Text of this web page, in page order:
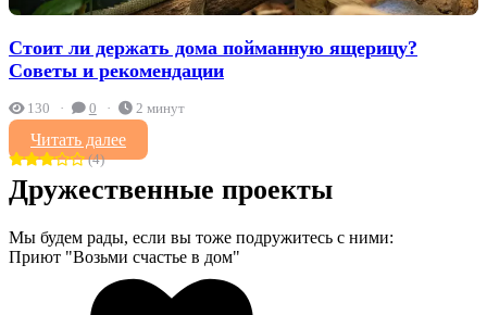
Стоит ли держать дома пойманную ящерицу?
Советы и рекомендации
130 0 2 минут
Читать далее
(4)
Дружественные проекты
Мы будем рады, если вы тоже подружитесь с ними:
Приют "Возьми счастье в дом"